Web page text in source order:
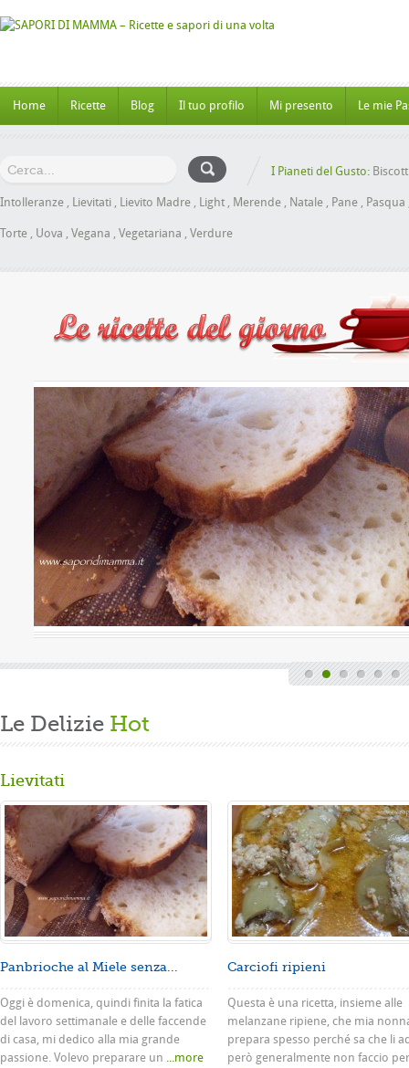
Home Ricette Blog Il tuo profilo Mi presento Le mie
I Pianeti del Gusto:
Intolleranze , Lievitati , Lievito Madre , Light , Merende , Natale , Pane , Pasqua
Torte , Uova , Vegana , Vegetariana , Verdure
al Miele senza
Valutazione media: (0 / 5)
quindi finita la fatica del lavoro settimanale
di casa, mi dedico alla mia grande passione.
un panbrioche salutare per la ...
Le Delizie Hot
Lievitati
Panbrioche al Miele senza...
Oggi è domenica, quindi finita la fatica
del lavoro settimanale e delle faccende
di casa, mi dedico alla mia grande
passione. Volevo preparare un ...more
Carciofi ripieni
Questa è una ricetta, insieme alle
melanzane ripiene, che mia
prepara spesso perché sa che li
però generalmente non faccio